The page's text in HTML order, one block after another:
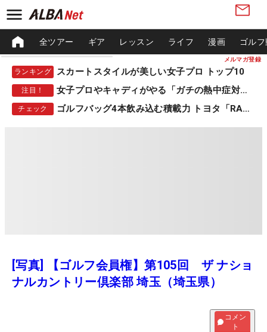
メルマガ登録
全ツアー ギア レッスン ライフ 漫画 ゴル
ランキング スカートスタイルが美しい女子プロ トップ10
注目！ 女子プロやキャディがやる「ガチの熱中症対策」
チェック ゴルフバッグ4本飲み込む積載力 トヨタ「RAV4」
[写真] 【ゴルフ会員権】第105回 ザ ナショ
ナルカントリー倶楽部 埼玉（埼玉県）
コメン
ト